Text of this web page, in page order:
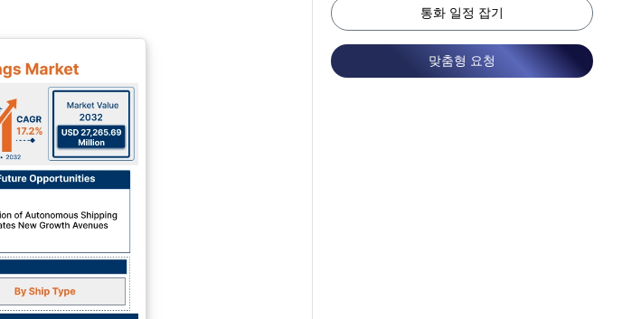
통화 일정 잡기
맞춤형 요청